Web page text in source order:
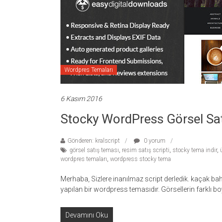
temaları,
download
sitesi.
Wordpres Temaları
6 Kasım 2016
Stocky WordPress Görsel
Gönderen: kralscript
0 yorum
görsel satış teması, resim satış scripti, stocky tema indir,
wordpres temaları, wordpress stocky tema
Merhaba, Sizlere inanılmaz script derledik. kaçak
yapılan bir wordpress temasıdır. Görsellerin farklı
Devamını Oku